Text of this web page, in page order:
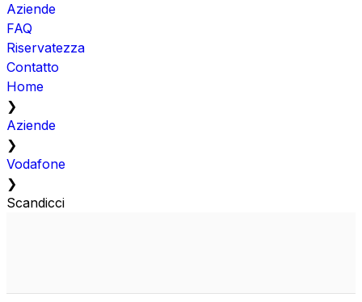
Aziende
FAQ
Riservatezza
Contatto
Home
❯
Aziende
❯
Vodafone
❯
Scandicci